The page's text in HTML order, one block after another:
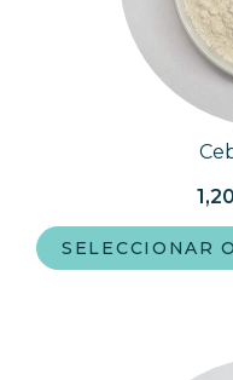
1,20
SELECCIONAR